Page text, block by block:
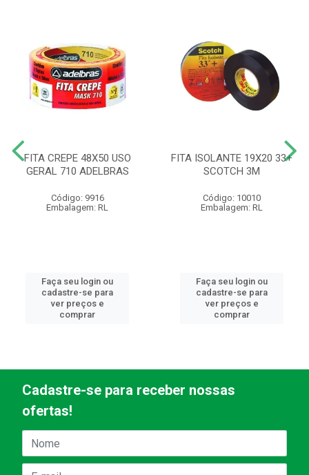
FITA CREPE 48X50 USO
GERAL 710 ADELBRAS
Código: 9916
Embalagem: RL
Faça seu login ou
cadastre-se para
ver preços e
comprar
FITA ISOLANTE 19X20 33+
SCOTCH 3M
Código: 10010
Embalagem: RL
Faça seu login ou
cadastre-se para
ver preços e
comprar
Cadastre-se para receber nossas
ofertas!